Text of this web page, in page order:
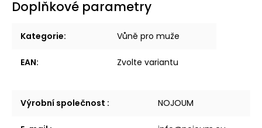
Doplňkové parametry
Kategorie: Vůně pro muže
EAN: Zvolte variantu
Výrobní společnost : NOJOUM